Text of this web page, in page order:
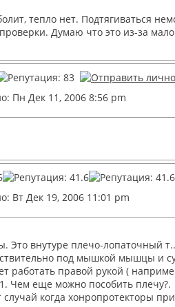
тепло нет. Подтягиваться
Думаю что это из-за
Пн Дек 11, 2006 8:56 pm
Вт Дек 19, 2006 11:01 pm
Это внутуре плечо-лопаточный
под мышкой мышцы и
работать правой рукой (
Чем еще можно пособить плечу?.
случай когда хонропротекторы